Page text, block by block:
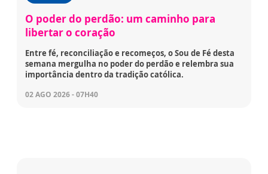
O poder do perdão: um caminho para
libertar o coração
Entre fé, reconciliação e recomeços, o Sou de Fé desta
semana mergulha no poder do perdão e relembra sua
importância dentro da tradição católica.
02 AGO 2026 - 07H40